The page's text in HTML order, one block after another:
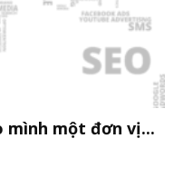
mình một đơn vị...